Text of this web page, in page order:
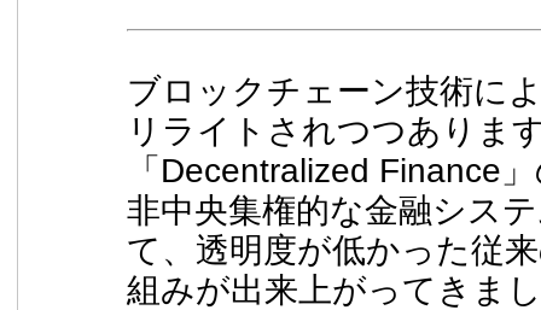
ブロックチェーン技術に
リライトされつつありま
「Decentralized Finance
非中央集権的な金融シス
て、透明度が低かった従
組みが出来上がってきま